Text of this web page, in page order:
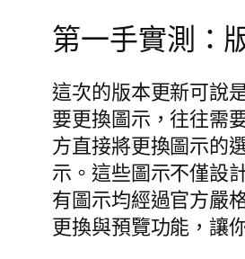
第一手實測：
這次的版本更新可說
要更換圖示，往往需
方直接將更換圖示的
示。這些圖示不僅設
有圖示均經過官方嚴
更換與預覽功能，讓